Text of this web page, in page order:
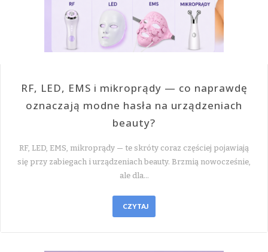
RF, LED, EMS i mikroprądy — co naprawdę
oznaczają modne hasła na urządzeniach
beauty?
RF, LED, EMS, mikroprądy — te skróty coraz częściej pojawiają
się przy zabiegach i urządzeniach beauty. Brzmią nowocześnie,
ale dla…
CZYTAJ